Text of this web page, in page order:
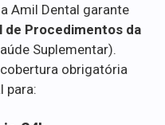
Amil Dental garante
de Procedimentos da
Suplementar).
obrigatória
para: